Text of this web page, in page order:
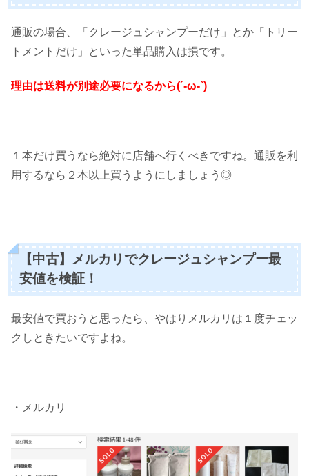
通販の場合、「クレージュシャンプーだけ」とか「トリー
トメントだけ」といった単品購入は損です。
理由は送料が別途必要になるから(´-ω-`)
１本だけ買うなら絶対に店舗へ行くべきですね。通販を利
用するなら２本以上買うようにしましょう◎
【中古】メルカリでクレージュシャンプー最
安値を検証！
最安値で買おうと思ったら、やはりメルカリは１度チェッ
クしときたいですよね。
・メルカリ